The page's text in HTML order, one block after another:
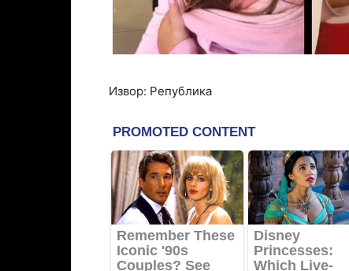
Извор: Република